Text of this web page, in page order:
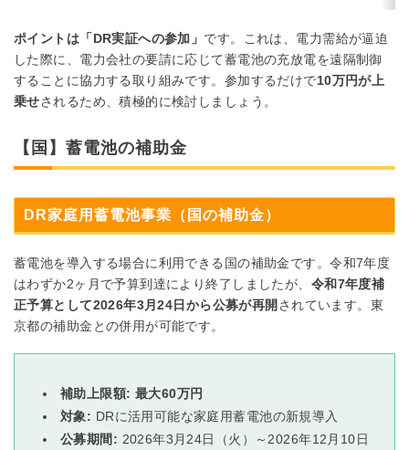
ポイントは「DR実証への参加」 です。これは、電力需給が逼迫
した際に、電力会社の要請に応じて蓄電池の充放電を遠隔制御
することに協力する取り組みです。参加するだけで10万円が上
乗せされるため、積極的に検討しましょう。
【国】蓄電池の補助金
DR家庭用蓄電池事業（国の補助金）
蓄電池を導入する場合に利用できる国の補助金です。令和7年度
はわずか2ヶ月で予算到達により終了しましたが、 令和7年度補
正予算として2026年3月24日から公募が再開 されています。東
京都の補助金との併用が可能です。
補助上限額: 最大60万円
対象: DRに活用可能な家庭用蓄電池の新規導入
公募期間: 2026年3月24日（火）～2026年12月10日